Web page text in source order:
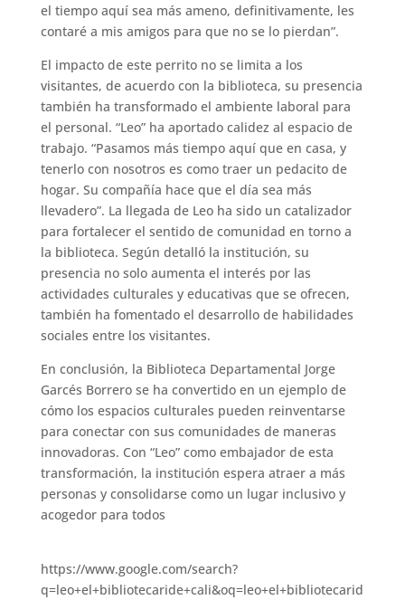
el tiempo aquí sea más ameno, definitivamente, les
contaré a mis amigos para que no se lo pierdan”.
El impacto de este perrito no se limita a los
visitantes, de acuerdo con la biblioteca, su presencia
también ha transformado el ambiente laboral para
el personal. “Leo” ha aportado calidez al espacio de
trabajo. “Pasamos más tiempo aquí que en casa, y
tenerlo con nosotros es como traer un pedacito de
hogar. Su compañía hace que el día sea más
llevadero”. La llegada de Leo ha sido un catalizador
para fortalecer el sentido de comunidad en torno a
la biblioteca. Según detalló la institución, su
presencia no solo aumenta el interés por las
actividades culturales y educativas que se ofrecen,
también ha fomentado el desarrollo de habilidades
sociales entre los visitantes.
En conclusión, la Biblioteca Departamental Jorge
Garcés Borrero se ha convertido en un ejemplo de
cómo los espacios culturales pueden reinventarse
para conectar con sus comunidades de maneras
innovadoras. Con “Leo” como embajador de esta
transformación, la institución espera atraer a más
personas y consolidarse como un lugar inclusivo y
acogedor para todos
https://www.google.com/search?
q=leo+el+bibliotecaride+cali&oq=leo+el+bibliotecarid